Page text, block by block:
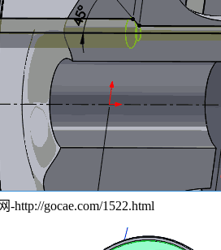
http://gocae.com/1522.html